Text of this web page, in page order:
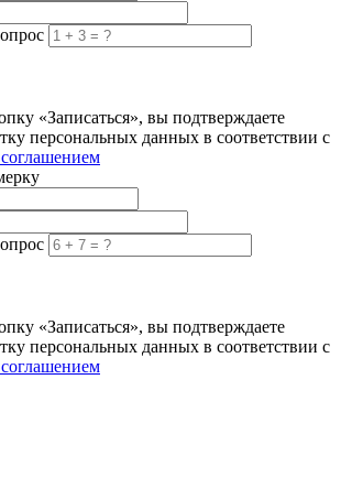
«Записаться», вы подтверждаете
персональных данных в соответствии с
«Записаться», вы подтверждаете
персональных данных в соответствии с